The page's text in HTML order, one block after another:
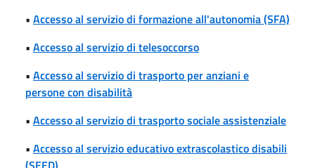
• Accesso al servizio di formazione all'autonomia (SFA)
• Accesso al servizio di telesoccorso
• Accesso al servizio di trasporto per anziani e
persone con disabilità
• Accesso al servizio di trasporto sociale assistenziale
• Accesso al servizio educativo extrascolastico disabili